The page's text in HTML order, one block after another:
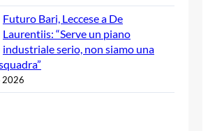
Futuro Bari, Leccese a De
Laurentiis: “Serve un piano
industriale serio, non siamo una
2026